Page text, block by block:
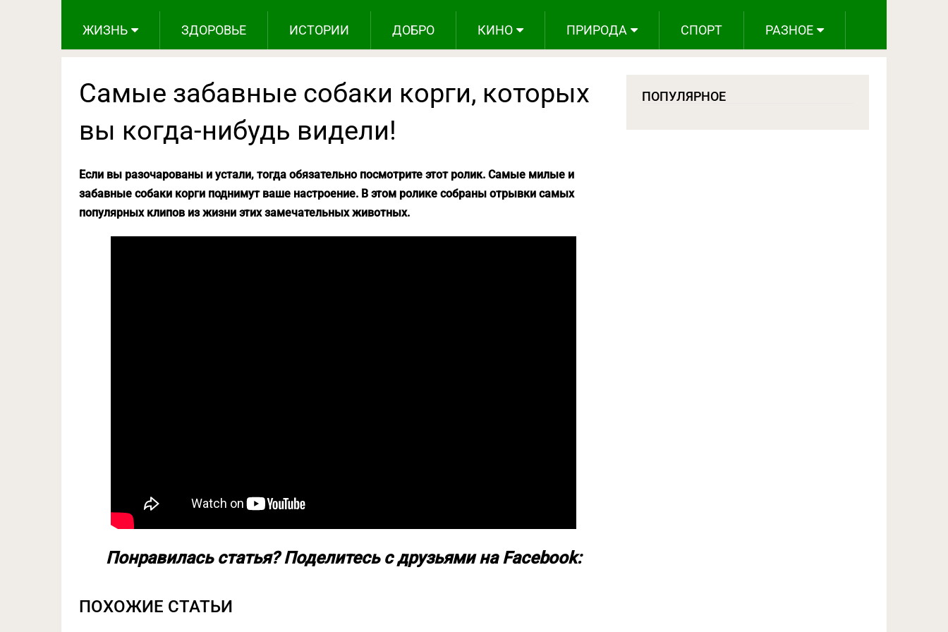
ЖИЗНЬ ЗДОРОВЬЕ ИСТОРИИ ДОБРО КИНО ПРИРОДА СПОРТ РАЗНОЕ
Самые забавные собаки корги, которых
вы когда-нибудь видели!
Если вы разочарованы и устали, тогда обязательно посмотрите этот ролик. Самые милые и
забавные собаки корги поднимут ваше настроение. В этом ролике собраны отрывки самых
популярных клипов из жизни этих замечательных животных.
Понравилась статья? Поделитесь с друзьями на Facebook:
ПОХОЖИЕ СТАТЬИ
ПОПУЛЯРНОЕ